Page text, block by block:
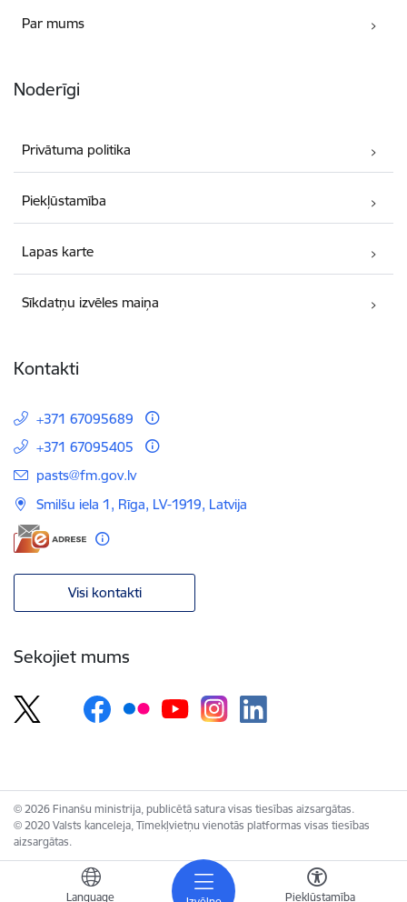
Language Piekļūstamība
Par mums
Noderīgi
Privātuma politika
Piekļūstamība
Lapas karte
Sīkdatņu izvēles maiņa
Kontakti
+371 67095689
+371 67095405
E-pasts:
pasts@fm.gov.lv
Smilšu iela 1, Rīga, LV-1919, Latvija
Visi kontakti
Sekojiet mums
© 2026 Finanšu ministrija, publicētā satura visas tiesības aizsargātas.
© 2020 Valsts kanceleja, Tīmekļvietņu vienotās platformas visas tiesības
aizsargātas.